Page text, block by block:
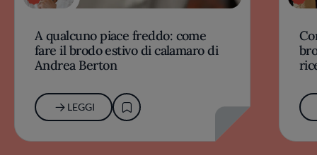
A qualcuno piace freddo: come
fare il brodo estivo di calamaro di
Andrea Berton
LEGGI